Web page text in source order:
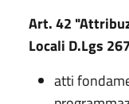
Art. 42
Locali D.Lgs
atti